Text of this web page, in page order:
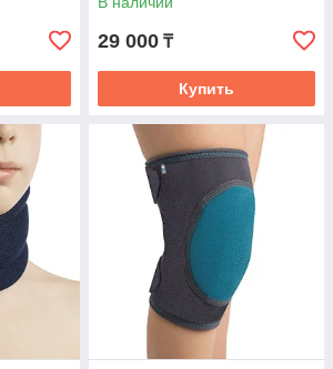
29 000 ₸
Купить